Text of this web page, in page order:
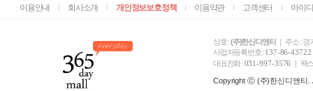
이용안내 회사소개 개인정보보호정책 이용약관 고객센터 아이
상호 :(주)한신디앤티
｜ 주소 :
사업자등록번호 : 137-86-43722
대표전화 :031-997-3576 ｜ 팩
Copyright ⓒ (주)한신디앤티.